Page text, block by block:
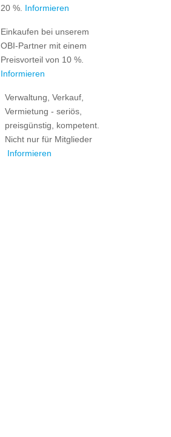
20 %. Informieren
Einkaufen bei unserem
OBI-Partner mit einem
Preisvorteil von 10 %.
Informieren
Verwaltung, Verkauf,
Vermietung - seriös,
preisgünstig, kompetent.
Nicht nur für Mitglieder
Informieren